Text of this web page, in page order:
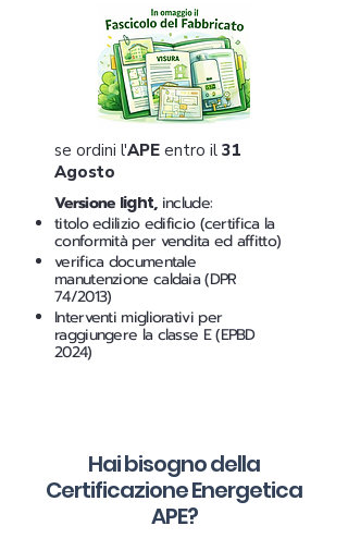
se ordini l'APE entro il 31
Agosto
Versione light,include:
titolo edilizio edificio (certifica la
conformità per vendita ed affitto)
verifica documentale
manutenzione caldaia (DPR
74/2013)
Interventi migliorativi per
raggiungere la classe E (EPBD
2024)
Hai bisogno della
Certificazione Energetica
APE?